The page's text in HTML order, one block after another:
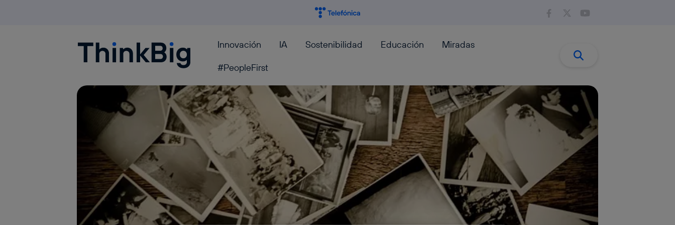
Blogthinkbig.com Innovación IA Sostenibilidad Educación
Miradas
#PeopleFirst
Buscar